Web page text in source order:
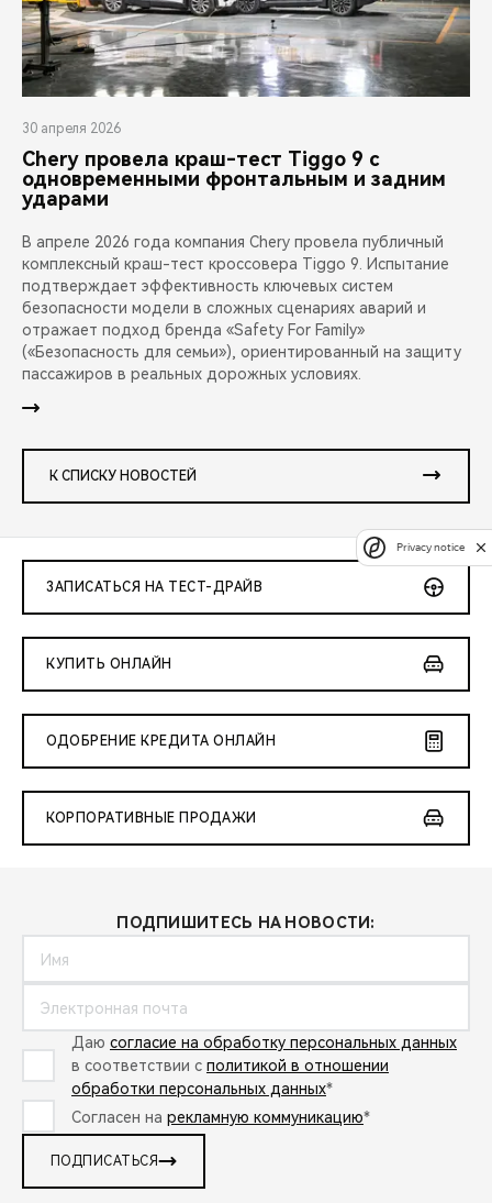
30 апреля 2026
Chery провела краш-тест Tiggo 9 с
одновременными фронтальным и задним
ударами
В апреле 2026 года компания Chery провела публичный
комплексный краш-тест кроссовера Tiggo 9. Испытание
подтверждает эффективность ключевых систем
безопасности модели в сложных сценариях аварий и
отражает подход бренда «Safety For Family»
(«Безопасность для семьи»), ориентированный на защиту
пассажиров в реальных дорожных условиях.
К СПИСКУ НОВОСТЕЙ
ЗАПИСАТЬСЯ НА ТЕСТ-ДРАЙВ
КУПИТЬ ОНЛАЙН
ОДОБРЕНИЕ КРЕДИТА ОНЛАЙН
КОРПОРАТИВНЫЕ ПРОДАЖИ
ПОДПИШИТЕСЬ НА НОВОСТИ:
Даю согласие на обработку персональных данных
в соответствии с политикой в отношении
обработки персональных данных*
Согласен на рекламную коммуникацию*
ПОДПИСАТЬСЯ
Privacy notice